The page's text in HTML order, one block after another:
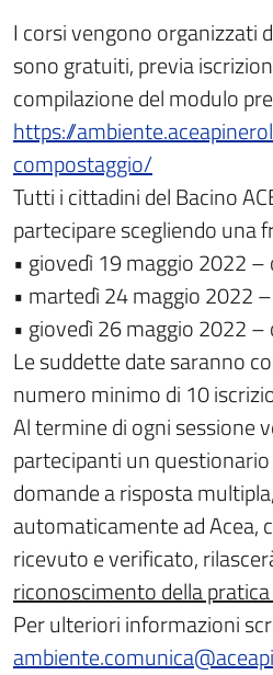
I corsi vengono organizzati
sono gratuiti, previa
compilazione del modulo
https://
compostaggio/
Tutti i cittadini del Bacino
partecipare scegliendo una
• giovedì 19 maggio 2022 –
• martedì 24 maggio 2022
• giovedì 26 maggio 2022 –
Le suddette date saranno
numero minimo di 10
Al termine di ogni sessione
partecipanti un
domande a risposta
automaticamente ad Acea,
ricevuto e verificato,
riconoscimento della
Per ulteriori informazioni